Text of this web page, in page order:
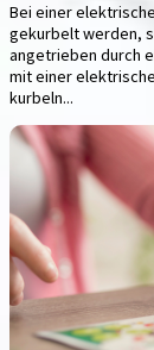
Bei einer
gekurbelt werden,
angetrieben durch
mit einer
kurbeln...